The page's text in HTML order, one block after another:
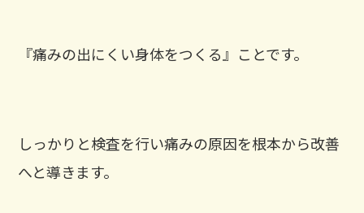
『痛みの出にくい身体をつくる』ことです。
しっかりと検査を行い痛みの原因を根本から改善
へと導きます。